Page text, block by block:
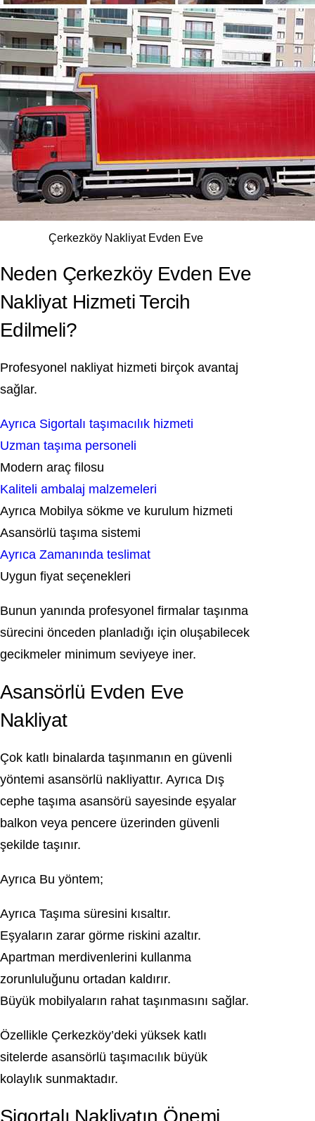
Çerkezköy Nakliyat Evden Eve
Neden Çerkezköy Evden Eve
Nakliyat Hizmeti Tercih
Edilmeli?
Profesyonel nakliyat hizmeti birçok avantaj
sağlar.
Ayrıca Sigortalı taşımacılık hizmeti
Uzman taşıma personeli
Modern araç filosu
Kaliteli ambalaj malzemeleri
Ayrıca Mobilya sökme ve kurulum hizmeti
Asansörlü taşıma sistemi
Ayrıca Zamanında teslimat
Uygun fiyat seçenekleri
Bunun yanında profesyonel firmalar taşınma
sürecini önceden planladığı için oluşabilecek
gecikmeler minimum seviyeye iner.
Asansörlü Evden Eve
Nakliyat
Çok katlı binalarda taşınmanın en güvenli
yöntemi asansörlü nakliyattır. Ayrıca Dış
cephe taşıma asansörü sayesinde eşyalar
balkon veya pencere üzerinden güvenli
şekilde taşınır.
Ayrıca Bu yöntem;
Ayrıca Taşıma süresini kısaltır.
Eşyaların zarar görme riskini azaltır.
Apartman merdivenlerini kullanma
zorunluluğunu ortadan kaldırır.
Büyük mobilyaların rahat taşınmasını sağlar.
Özellikle Çerkezköy’deki yüksek katlı
sitelerde asansörlü taşımacılık büyük
kolaylık sunmaktadır.
Sigortalı Nakliyatın Önemi